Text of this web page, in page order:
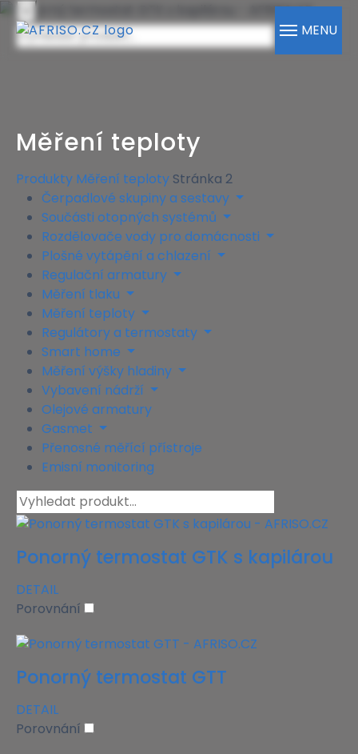
MENU
Měření teploty
Produkty Měření teploty Stránka 2
Čerpadlové skupiny a sestavy
Součásti otopných systémů
Rozdělovače vody pro domácnosti
Plošné vytápění a chlazení
Regulační armatury
Měření tlaku
Měření teploty
Regulátory a termostaty
Smart home
Měření výšky hladiny
Vybavení nádrží
Olejové armatury
Gasmet
Přenosné měřící přístroje
Emisní monitoring
Ponorný termostat GTK s kapilárou
DETAIL
Porovnání
Ponorný termostat GTT
DETAIL
Porovnání